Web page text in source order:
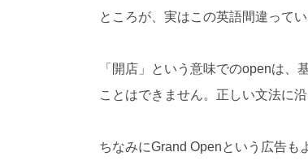
ところが、実はこの英語間違ってい
「開店」という意味でのopenは、
ことはできません。正しい文法に
ちなみにGrand Openという広告も